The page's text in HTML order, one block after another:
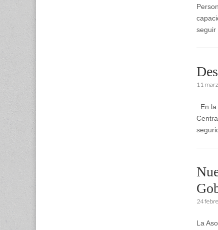
seguir
11
En
24
La